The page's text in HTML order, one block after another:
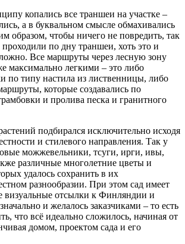
копались все траншеи на участке –
а в буквальном смысле обмахивались
образом, чтобы ничего не повредить, так
по дну траншеи, хоть это и
Все маршруты через лесную зону
максимально легкими – это либо
по типу настила из лиственницы, либо
которые создавались по
и пролива песка и гранитного
подбирался исключительно исходя
и стилевого направления. Так у
можжевельники, тсуги, ирги, ивы,
различные многолетние цветы и
удалось сохранить в их
разнообразии. При этом сад имеет
визуальные отсылки к Финляндии и
и желалось заказчиками – то есть
что всё идеально сложилось, начиная от
домом, проектом сада и его